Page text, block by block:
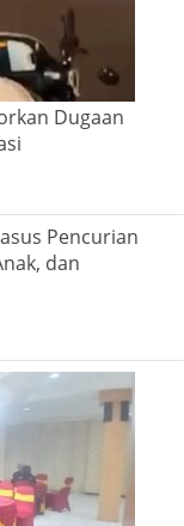
Dugaan
Pencurian
dan